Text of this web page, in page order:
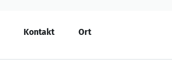
Kontakt Ort